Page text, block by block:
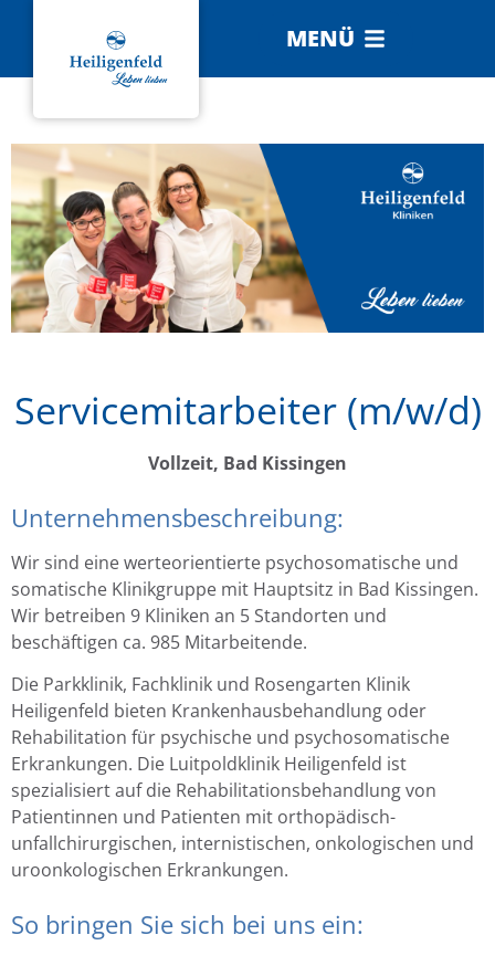
MENÜ
Servicemitarbeiter (m/w/d)
Vollzeit, Bad Kissingen
Unternehmensbeschreibung:
Wir sind eine werteorientierte psychosomatische und
somatische Klinikgruppe mit Hauptsitz in Bad Kissingen.
Wir betreiben 9 Kliniken an 5 Standorten und
beschäftigen ca. 985 Mitarbeitende.
Die Parkklinik, Fachklinik und Rosengarten Klinik
Heiligenfeld bieten Krankenhausbehandlung oder
Rehabilitation für psychische und psychosomatische
Erkrankungen. Die Luitpoldklinik Heiligenfeld ist
spezialisiert auf die Rehabilitationsbehandlung von
Patientinnen und Patienten mit orthopädisch-
unfallchirurgischen, internistischen, onkologischen und
uroonkologischen Erkrankungen.
So bringen Sie sich bei uns ein: